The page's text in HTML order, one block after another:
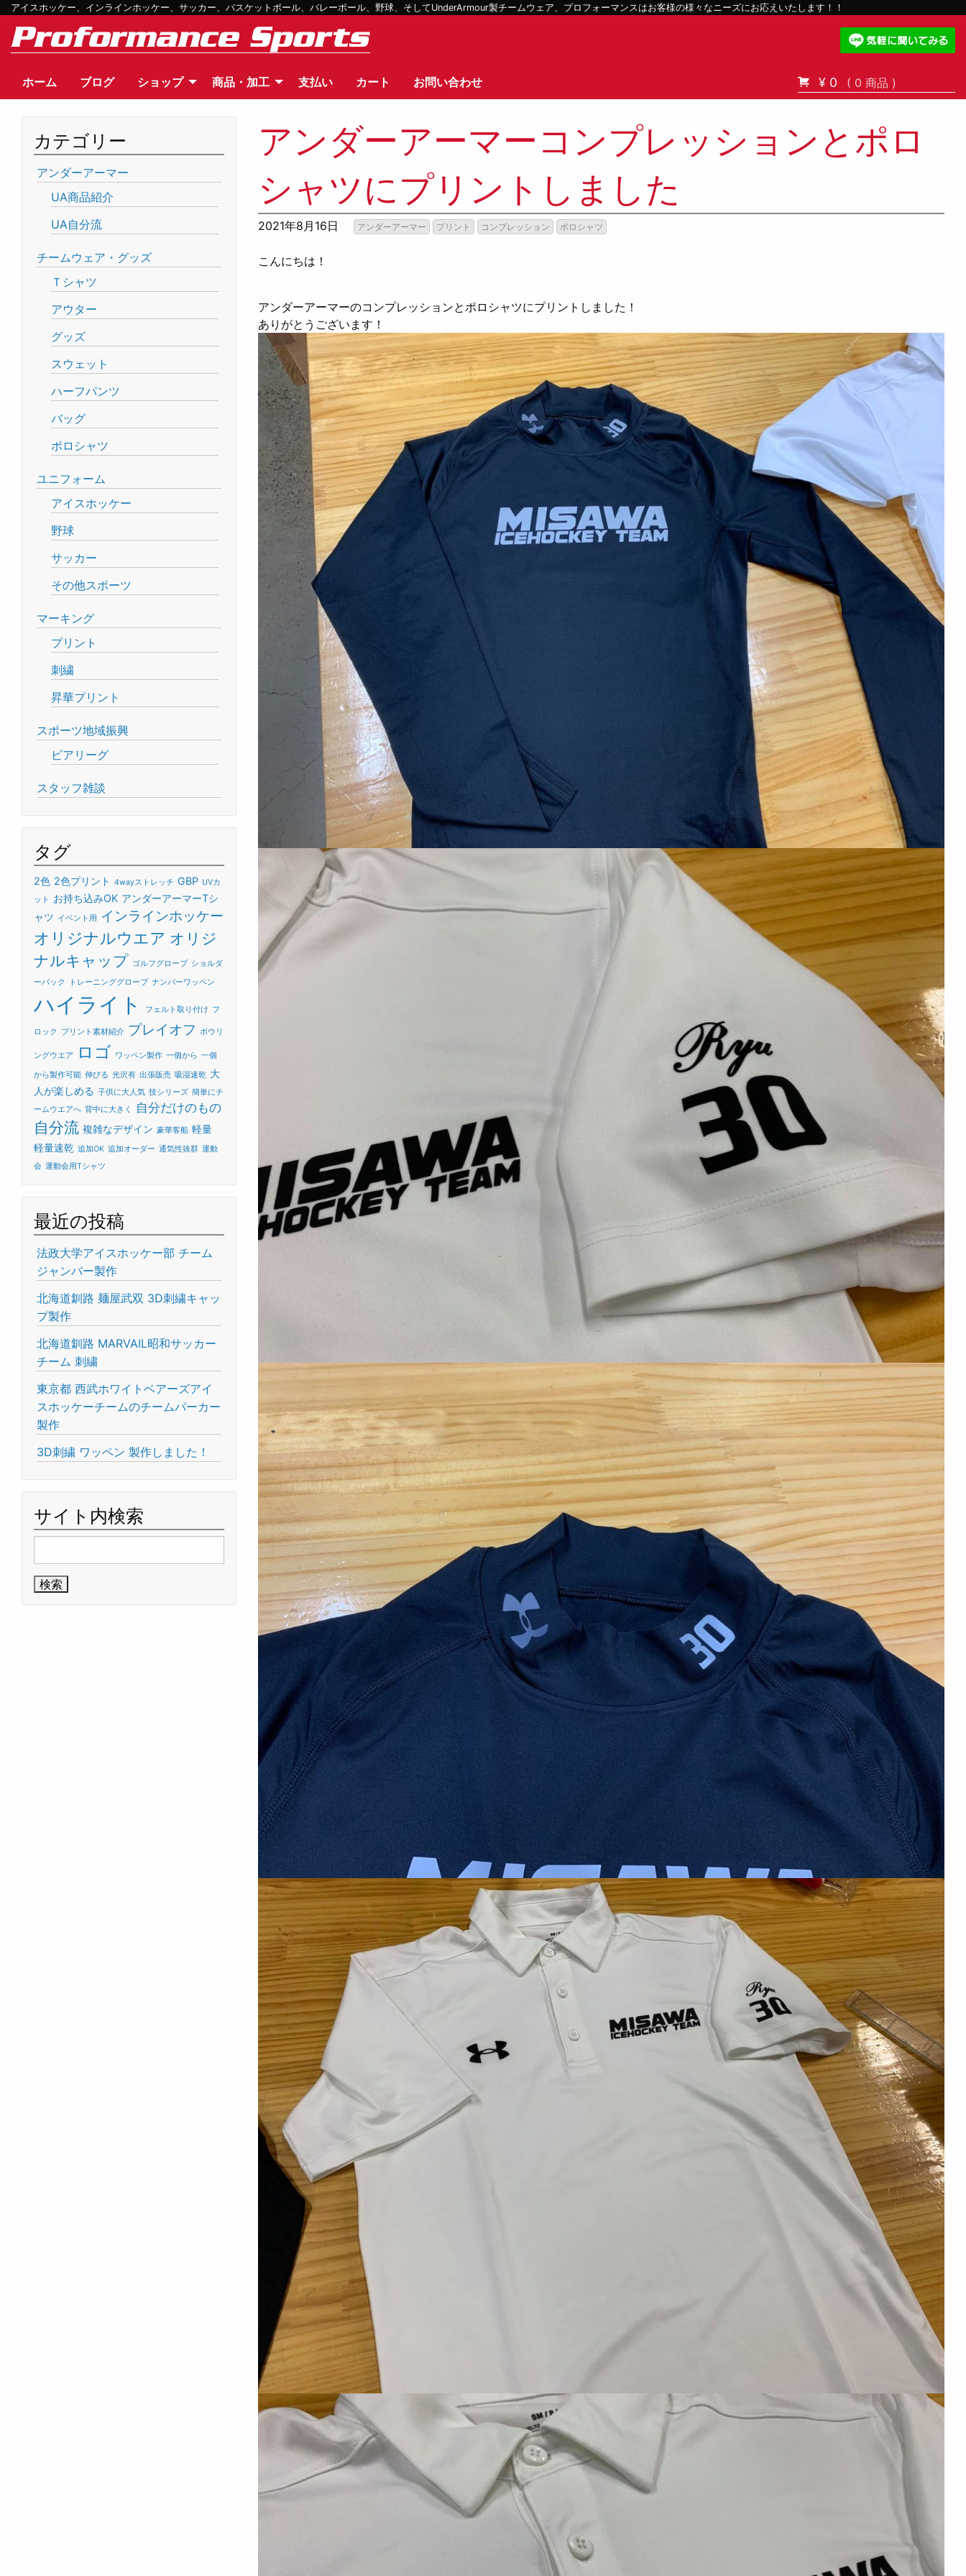
アイスホッケー、インラインホッケー、サッカー、バスケットボール、バレーボール、野球、そしてUnderArmour製チームウェア、プロフォーマンスはお客様の様々なニーズにお応えいたします！！
ホーム ブログ ショップ 商品・加工 支払い カート お問い合わせ ¥ 0 ( 0 商品 )
アンダーアーマーコンプレッションとポロ
シャツにプリントしました
2021年8月16日 アンダーアーマー プリント コンプレッション ポロシャツ
こんにちは！
アンダーアーマーのコンプレッションとポロシャツにプリントしました！
ありがとうございます！
カテゴリー
アンダーアーマー
UA商品紹介
UA自分流
チームウェア・グッズ
Ｔシャツ
アウター
グッズ
スウェット
ハーフパンツ
バッグ
ポロシャツ
ユニフォーム
アイスホッケー
野球
サッカー
その他スポーツ
マーキング
プリント
刺繍
昇華プリント
スポーツ地域振興
ビアリーグ
スタッフ雑談
タグ
2色 2色プリント 4wayストレッチ GBP UVカ
ット
お持ち込みOK アンダーアーマーTシ
ャツ イベント用 インラインホッケー
オリジナルウエア オリジ
ナルキャップ ゴルフグローブ ショルダ
ーバック
トレーニンググローブ ナンバーワッペン
ハイライト フェルト取り付け フ
ロック プリント素材紹介 プレイオフ ボウリ
ングウエア ロゴ ワッペン製作 一個から 一個
から製作可能 伸びる 光沢有 出張販売 吸湿速乾 大
人が楽しめる 子供に大人気 技シリーズ 簡単にチ
ームウエアへ 背中に大きく 自分だけのもの
自分流 複雑なデザイン 豪華客船 軽量
軽量速乾 追加OK 追加オーダー 通気性抜群 運動
会 運動会用Tシャツ
最近の投稿
法政大学アイスホッケー部 チーム
ジャンバー製作
北海道釧路 麺屋武双 3D刺繍キャッ
プ製作
北海道釧路 MARVAIL昭和サッカー
チーム 刺繍
東京都 西武ホワイトベアーズアイ
スホッケーチームのチームパーカー
製作
3D刺繍 ワッペン 製作しました！
サイト内検索
索: